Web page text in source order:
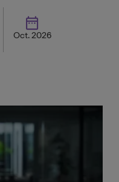
tu vida personal.
Oct. 2026